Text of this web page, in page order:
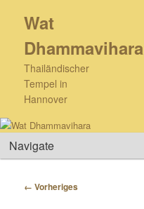
primären
springen
Wat
Dhammavihara
Thailändischer
Tempel in
Hannover
Hauptmenü
Bilder-
← Vorheriges